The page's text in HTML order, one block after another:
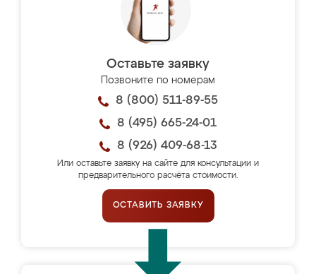
Оставьте заявку
Позвоните по номерам
8 (800) 511-89-55
8 (495) 665-24-01
8 (926) 409-68-13
Или оставьте заявку на сайте для консультации и
предварительного расчёта стоимости.
ОСТАВИТЬ ЗАЯВКУ